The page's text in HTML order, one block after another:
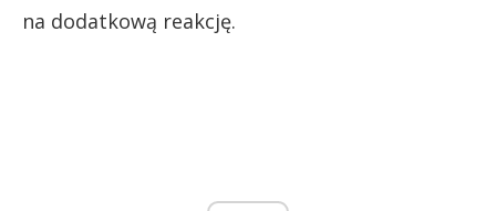
na dodatkową reakcję.